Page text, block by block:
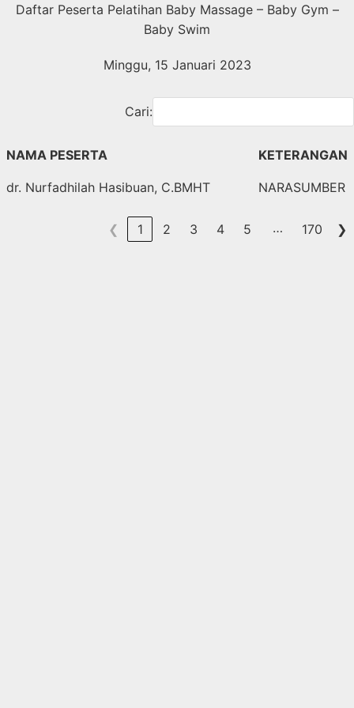
Langsung
Daftar Peserta Pelatihan Baby Massage – Baby Gym –
Baby Swim
Minggu, 15 Januari 2023
Cari:
NAMA PESERTA KETERANGAN
dr. Nurfadhilah Hasibuan, C.BMHT NARASUMBER
❮ 1 2 3 4 5 … 170 ❯